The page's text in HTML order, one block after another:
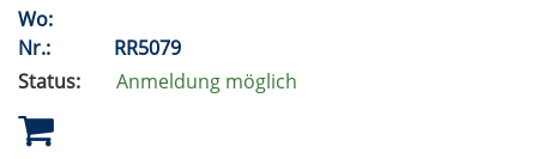
Wo:
Nr.:
RR5079
Status:
Anmeldung möglich